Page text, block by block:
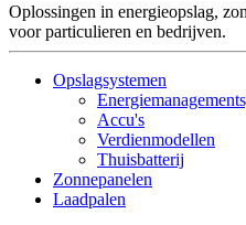
Oplossingen in energieopslag,
voor particulieren en bedrijven.
Opslagsystemen
Accu's
Verdienmodellen
Thuisbatterij
Zonnepanelen
Laadpalen